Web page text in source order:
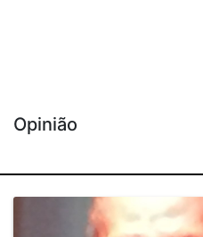
Opinião